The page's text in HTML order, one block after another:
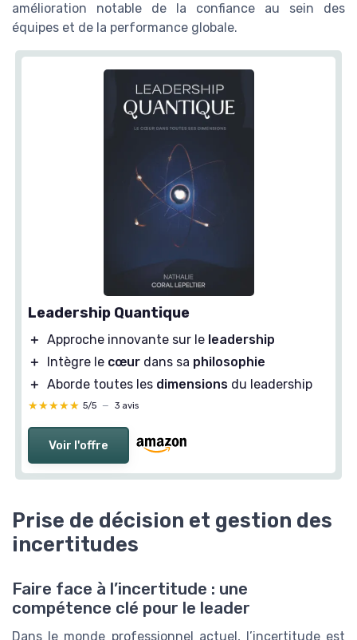
amélioration notable de la confiance au sein des
équipes et de la performance globale.
Leadership Quantique
＋ Approche innovante sur le leadership
＋
Intègre le cœur dans sa philosophie
＋ Aborde toutes les dimensions du leadership
★★★★★
★★★★★ 5/5 — 3 avis
Voir l'offre
Prise de décision et gestion des
incertitudes
Faire face à l’incertitude : une
compétence clé pour le leader
Dans le monde professionnel actuel, l’incertitude est